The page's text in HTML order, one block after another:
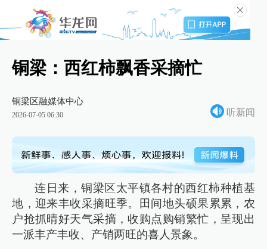
铜梁：西红柿飘香采摘忙
铜梁区融媒体中心
2026-07-05 06:30 听新闻
连日来，铜梁区太平镇各村的西红柿种植基
地，迎来丰收采摘旺季。田间地头硕果累累，农
户抢抓晴好天气采摘，收购点购销繁忙，呈现出
一派丰产丰收、产销两旺的喜人景象。